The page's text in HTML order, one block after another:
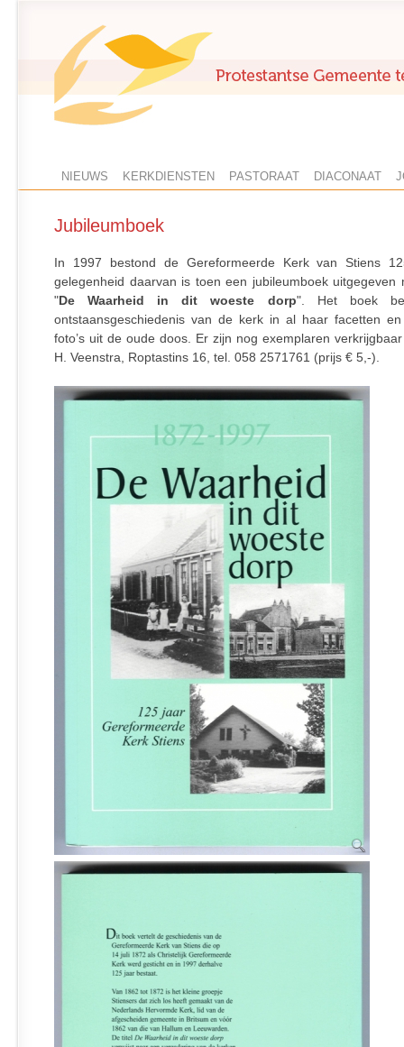
NIEUWS KERKDIENSTEN PASTORAAT DIACONAAT
Jubileumboek
In 1997 bestond de Gereformeerde Kerk van Stiens
gelegenheid daarvan is toen een jubileumboek uitgegeven
" De Waarheid in dit woeste dorp". Het boek
ontstaansgeschiedenis van de kerk in al haar facetten
foto’s uit de oude doos. Er zijn nog exemplaren
H. Veenstra, Roptastins 16, tel. 058 2571761 (prijs € 5,-).